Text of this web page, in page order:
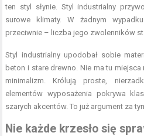
ten styl słynie. Styl industrialny
surowe klimaty. W żadnym
przeciwnie – liczba jego zwolenników
Styl industrialny upodobał sobie
beton i stare drewno. Nie ma tu
minimalizm. Królują proste,
elementów wyposażenia pokrywa
szarych akcentów. To już argument za
Nie każde krzesło się